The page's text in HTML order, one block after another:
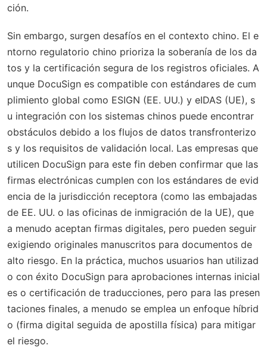
ción.
Sin embargo, surgen desafíos en el contexto chino. El e
ntorno regulatorio chino prioriza la soberanía de los da
tos y la certificación segura de los registros oficiales. A
unque DocuSign es compatible con estándares de cum
plimiento global como ESIGN (EE. UU.) y eIDAS (UE), s
u integración con los sistemas chinos puede encontrar
obstáculos debido a los flujos de datos transfronterizo
s y los requisitos de validación local. Las empresas que
utilicen DocuSign para este fin deben confirmar que las
firmas electrónicas cumplen con los estándares de evid
encia de la jurisdicción receptora (como las embajadas
de EE. UU. o las oficinas de inmigración de la UE), que
a menudo aceptan firmas digitales, pero pueden seguir
exigiendo originales manuscritos para documentos de
alto riesgo. En la práctica, muchos usuarios han utilizad
o con éxito DocuSign para aprobaciones internas inicial
es o certificación de traducciones, pero para las presen
taciones finales, a menudo se emplea un enfoque híbrid
o (firma digital seguida de apostilla física) para mitigar
el riesgo.